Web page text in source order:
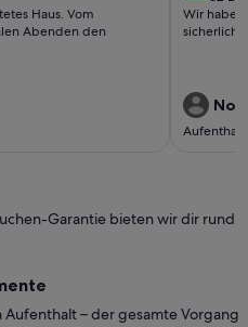
Haus. Vom
Abenden den
(32
Wir
sicherlich
Garantie bieten wir dir rund
Aufenthalt – der gesamte Vorgang